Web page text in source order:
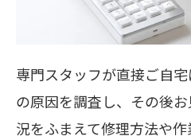
専門スタッフが直接ご自
の原因を調査し、その後
況をふまえて修理方法や